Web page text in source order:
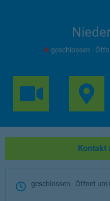
geschlossen -
Kontakt
geschlossen - Öffnet um